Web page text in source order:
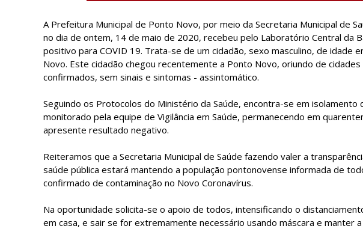
A Prefeitura Municipal de Ponto Novo, por meio da Secretaria Municipal de
no dia de ontem, 14 de maio de 2020, recebeu pelo Laboratório Central da
positivo para COVID 19. Trata-se de um cidadão, sexo masculino, de idade
Novo. Este cidadão chegou recentemente a Ponto Novo, oriundo de
confirmados, sem sinais e sintomas - assintomático.
Seguindo os Protocolos do Ministério da Saúde, encontra-se em isolamento
monitorado pela equipe de Vigilância em Saúde, permanecendo em
apresente resultado negativo.
Reiteramos que a Secretaria Municipal de Saúde fazendo valer a
saúde pública estará mantendo a população pontonovense informada de
confirmado de contaminação no Novo Coronavírus.
Na oportunidade solicita-se o apoio de todos, intensificando o
em casa, e sair se for extremamente necessário usando máscara e manter a